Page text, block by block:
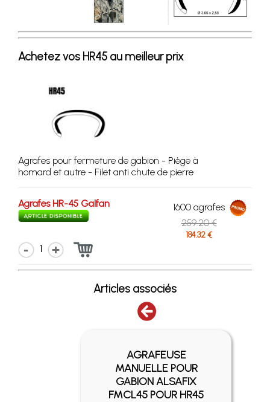
Achetez vos HR45 au meilleur prix
Agrafes pour fermeture de gabion - Piège à
homard et autre - Filet anti chute de pierre
Agrafes HR-45 Galfan
1600 agrafes
259.20 €
184.32 €
1
Articles associés
AGRAFEUSE
MANUELLE POUR
GABION ALSAFIX
FMCL45 POUR HR45